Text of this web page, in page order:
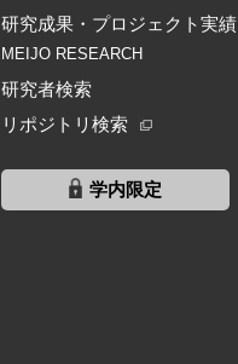
研究成果・プロジェクト実績
MEIJO RESEARCH
研究者検索
リポジトリ検索
学内限定